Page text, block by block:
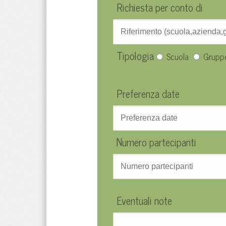
Richiesta per conto di
Tipologia Scuola
Preferenza date
Numero partecipanti
Eventuali note